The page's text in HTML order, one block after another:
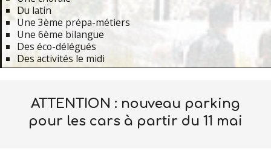
Du latin
Une 3ème prépa-métiers
Une 6ème bilangue
Des éco-délégués
Des activités le midi
MenuATTENTION : nouveau parking
pour les cars à partir du 11 mai